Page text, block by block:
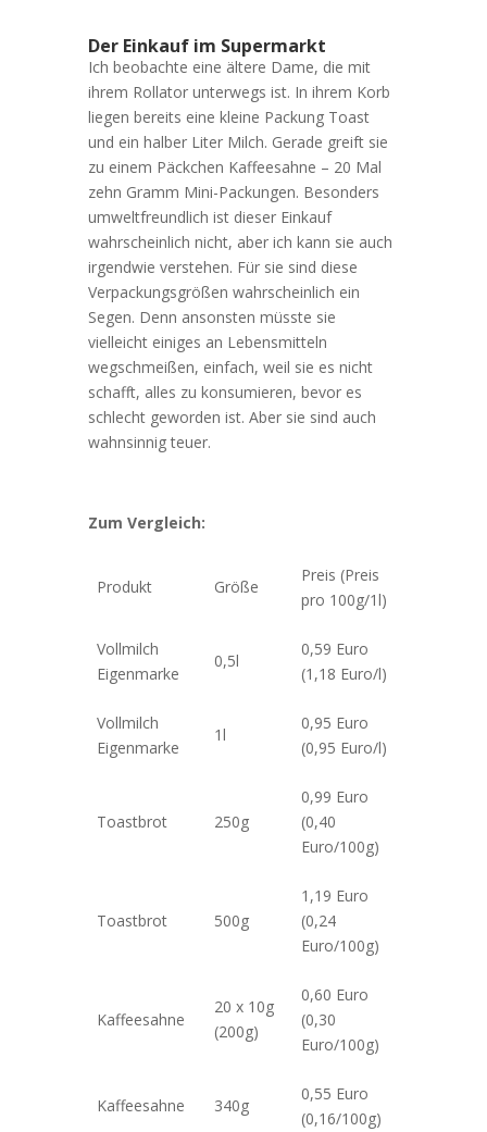
Der Einkauf im Supermarkt
Ich beobachte eine ältere Dame, die mit
ihrem Rollator unterwegs ist. In ihrem Korb
liegen bereits eine kleine Packung Toast
und ein halber Liter Milch. Gerade greift sie
zu einem Päckchen Kaffeesahne – 20 Mal
zehn Gramm Mini-Packungen. Besonders
umweltfreundlich ist dieser Einkauf
wahrscheinlich nicht, aber ich kann sie auch
irgendwie verstehen. Für sie sind diese
Verpackungsgrößen wahrscheinlich ein
Segen. Denn ansonsten müsste sie
vielleicht einiges an Lebensmitteln
wegschmeißen, einfach, weil sie es nicht
schafft, alles zu konsumieren, bevor es
schlecht geworden ist. Aber sie sind auch
wahnsinnig teuer.
Zum Vergleich:
Produkt Größe
Preis (Preis
pro 100g/1l)
Vollmilch
Eigenmarke
0,5l
0,59 Euro
(1,18 Euro/l)
Vollmilch
Eigenmarke
1l
0,95 Euro
(0,95 Euro/l)
Toastbrot 250g
0,99 Euro
(0,40
Euro/100g)
Toastbrot 500g
1,19 Euro
(0,24
Euro/100g)
Kaffeesahne
20 x 10g
(200g)
0,60 Euro
(0,30
Euro/100g)
Kaffeesahne 340g
0,55 Euro
(0,16/100g)